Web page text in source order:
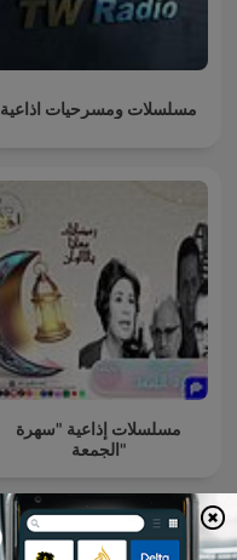
مسلسلات ومسرحيات اذاعية
مسلسلات إذاعية "سهرة
الجمعة"